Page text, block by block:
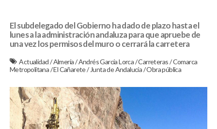
El subdelegado del Gobierno ha dado de plazo hasta el
lunes a la administración andaluza para que apruebe de
una vez los permisos del muro o cerrará la carretera
Actualidad/Almería/Andrés García Lorca/Carreteras/Comarca
Metropolitana/El Cañarete/ Junta de Andalucía/Obra pública